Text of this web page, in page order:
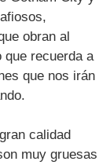
obran al
que recuerda a
que nos irán
calidad
muy gruesas